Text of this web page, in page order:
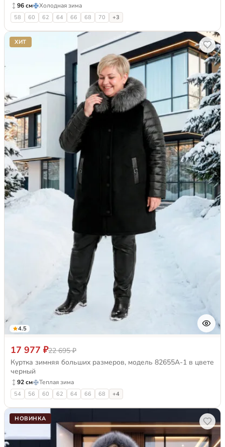
96 см Холодная зима
58 60 62 64 66 68 70 +3
ХИТ
4.5
17 977 ₽22 695 ₽
Куртка зимняя больших размеров, модель 82655А-1 в цвете
черный
92 см Теплая зима
54 56 60 62 64 66 68 +4
НОВИНКА